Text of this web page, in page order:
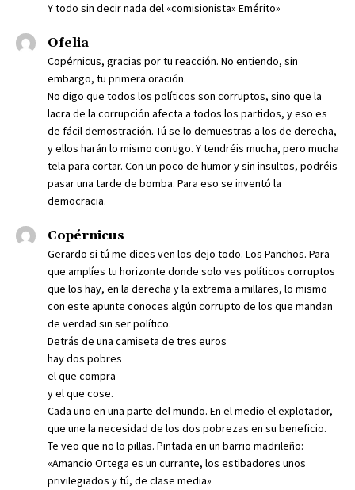
Y todo sin decir nada del «comisionista» Emérito»
Ofelia
Copérnicus, gracias por tu reacción. No entiendo, sin
embargo, tu primera oración.
No digo que todos los políticos son corruptos, sino que la
lacra de la corrupción afecta a todos los partidos, y eso es
de fácil demostración. Tú se lo demuestras a los de derecha,
y ellos harán lo mismo contigo. Y tendréis mucha, pero mucha
tela para cortar. Con un poco de humor y sin insultos, podréis
pasar una tarde de bomba. Para eso se inventó la
democracia.
Copérnicus
Gerardo si tú me dices ven los dejo todo. Los Panchos. Para
que amplíes tu horizonte donde solo ves políticos corruptos
que los hay, en la derecha y la extrema a millares, lo mismo
con este apunte conoces algún corrupto de los que mandan
de verdad sin ser político.
Detrás de una camiseta de tres euros
hay dos pobres
el que compra
y el que cose.
Cada uno en una parte del mundo. En el medio el explotador,
que une la necesidad de los dos pobrezas en su beneficio.
Te veo que no lo pillas. Pintada en un barrio madrileño:
«Amancio Ortega es un currante, los estibadores unos
privilegiados y tú, de clase media»